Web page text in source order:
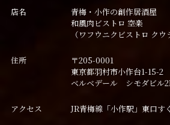
店名
青梅・小作の創作居酒屋
和風肉ビストロ 空楽
（ワフウニクビストロ クウ
住所
〒205-0001
東京都羽村市小作台1-15-2
ベルベデール シモダビル
アクセス JR青梅線「小作駅」東口す